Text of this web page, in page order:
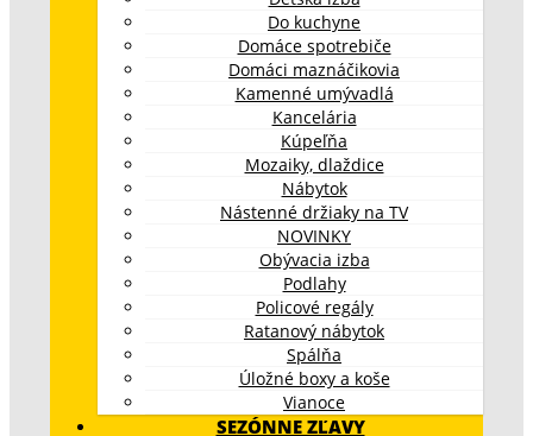
Do kuchyne
Domáce spotrebiče
Domáci maznáčikovia
Kamenné umývadlá
Kancelária
Kúpeľňa
Mozaiky, dlaždice
Nábytok
Nástenné držiaky na TV
NOVINKY
Obývacia izba
Podlahy
Policové regály
Ratanový nábytok
Spálňa
Úložné boxy a koše
Vianoce
SEZÓNNE ZĽAVY